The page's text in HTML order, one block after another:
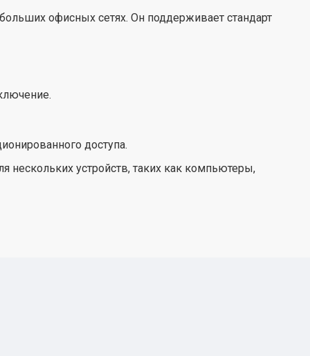
офисных сетях. Он поддерживает стандарт
доступа.
нескольких устройств, таких как компьютеры,